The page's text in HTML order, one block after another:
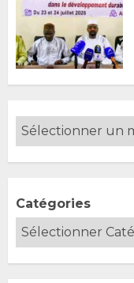
Catégories